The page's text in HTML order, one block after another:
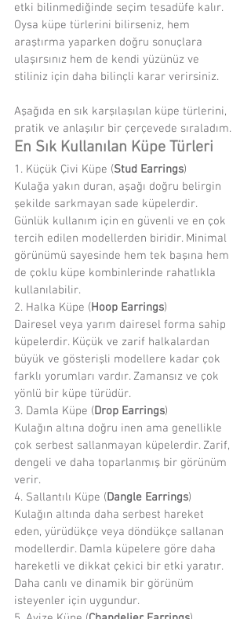
etki bilinmediğinde seçim tesadüfe kalır.
Oysa küpe türlerini bilirseniz, hem
araştırma yaparken doğru sonuçlara
ulaşırsınız hem de kendi yüzünüz ve
stiliniz için daha bilinçli karar verirsiniz.
Aşağıda en sık karşılaşılan küpe türlerini,
pratik ve anlaşılır bir çerçevede sıraladım.
En Sık Kullanılan Küpe Türleri
1. Küçük Çivi Küpe (Stud Earrings)
Kulağa yakın duran, aşağı doğru belirgin
şekilde sarkmayan sade küpelerdir.
Günlük kullanım için en güvenli ve en çok
tercih edilen modellerden biridir. Minimal
görünümü sayesinde hem tek başına hem
de çoklu küpe kombinlerinde rahatlıkla
kullanılabilir.
2. Halka Küpe (Hoop Earrings)
Dairesel veya yarım dairesel forma sahip
küpelerdir. Küçük ve zarif halkalardan
büyük ve gösterişli modellere kadar çok
farklı yorumları vardır. Zamansız ve çok
yönlü bir küpe türüdür.
3. Damla Küpe (Drop Earrings)
Kulağın altına doğru inen ama genellikle
çok serbest sallanmayan küpelerdir. Zarif,
dengeli ve daha toparlanmış bir görünüm
verir.
4. Sallantılı Küpe (Dangle Earrings)
Kulağın altında daha serbest hareket
eden, yürüdükçe veya döndükçe sallanan
modellerdir. Damla küpelere göre daha
hareketli ve dikkat çekici bir etki yaratır.
Daha canlı ve dinamik bir görünüm
isteyenler için uygundur.